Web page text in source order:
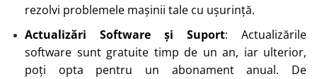
rezolvi problemele mașinii tale cu ușurință.
Actualizări Software și Suport: Actualizările
software sunt gratuite timp de un an, iar ulterior,
poți opta pentru un abonament anual. De